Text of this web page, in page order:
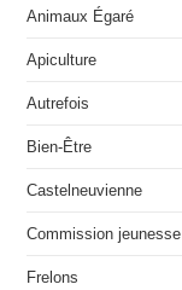
Animaux Égaré
Apiculture
Autrefois
Bien-Être
Castelneuvienne
Commission jeunesse
Frelons